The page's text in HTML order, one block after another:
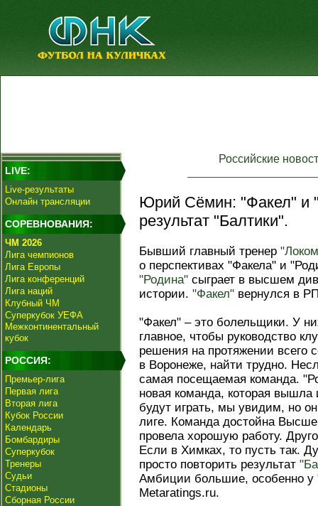
LIVE:
Live-результаты
Онлайн трансляции
СОРЕВНОВАНИЯ:
ЧМ 2026
Лига чемпионов
Лига Европы
Лига конференций
Лига наций
Клубный ЧМ
Суперкубок УЕФА
Межконтинентальный
кубок
РОССИЯ:
Премьер-лига
Первая лига
Вторая лига
Кубок России
Календарь
Бомбардиры
Суперкубок
Тренеры
Судьи
Стадионы
Сборная России
Российские
Юрий Сёмин: "Факел" и
результат "Балтики".
Бывший главный тренер
о перспективах "Факела" и
"Родина" сыграет в высшем
истории. "Факел" вернулся в
"Факел" – это болельщики. У
главное, чтобы руководство
решения на протяжении всего
в Воронеже, найти трудно.
самая посещаемая команда.
новая команда, которая
будут играть, мы увидим, но
лиге. Команда достойна
провела хорошую работу.
Если в Химках, то пусть так.
просто повторить результат
Амбиции большие, особенно у
Metaratings.ru.